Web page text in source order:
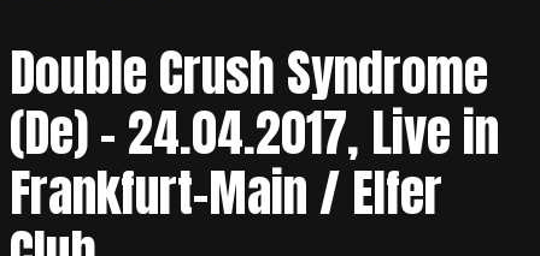
Double Crush Syndrome
(De) – 24.04.2017, Live in
Frankfurt-Main / Elfer